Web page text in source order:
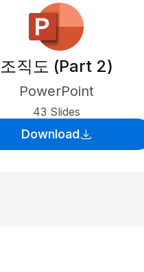
조직도 (Part 2)
PowerPoint
43 Slides
Download